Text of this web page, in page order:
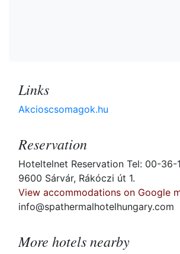
Links
Akcioscsomagok.hu
Reservation
Hoteltelnet Reservation Tel: 00-36-
9600 Sárvár, Rákóczi út 1.
View accommodations on Google
info@spathermalhotelhungary.com
More hotels nearby